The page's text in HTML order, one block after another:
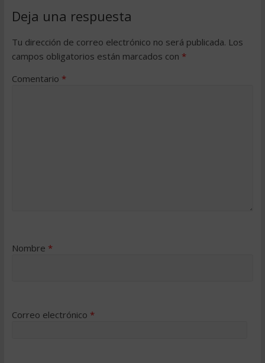
Deja una respuesta
Tu dirección de correo electrónico no será publicada. Los
campos obligatorios están marcados con *
Comentario *
Nombre *
Correo electrónico *